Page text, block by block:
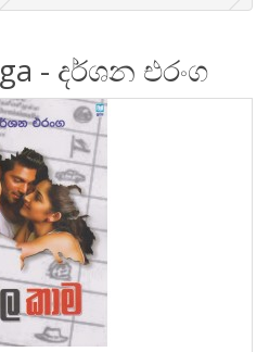
- දර්ශන එරංග